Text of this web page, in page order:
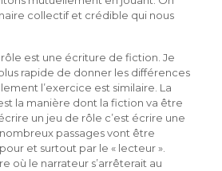
collectif et crédible qui nous
est une écriture de fiction. Je
rapide de donner les différences
l’exercice est similaire. La
la manière dont la fiction va être
un jeu de rôle c’est écrire une
passages vont être
et surtout par le « lecteur ».
où le narrateur s’arrêterait au